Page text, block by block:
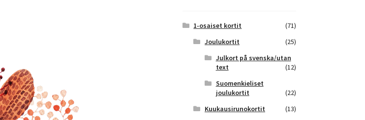
1-osaiset kortit
(71)
Joulukortit
(25)
Julkort på svenska/utan
text
(12)
Suomenkieliset
joulukortit
(22)
Kuukausirunokortit
(13)